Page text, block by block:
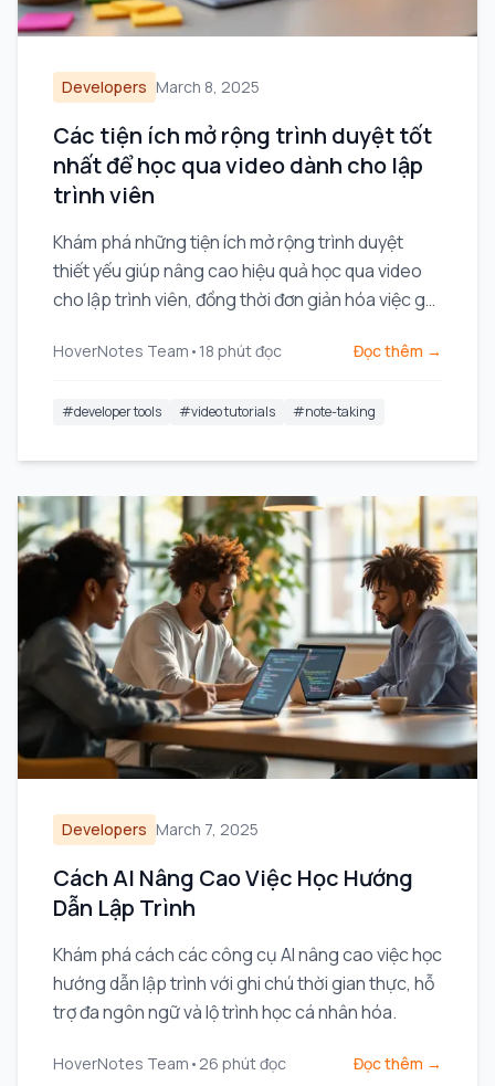
Developers March 8, 2025
Các tiện ích mở rộng trình duyệt tốt
nhất để học qua video dành cho lập
trình viên
Khám phá những tiện ích mở rộng trình duyệt
thiết yếu giúp nâng cao hiệu quả học qua video
cho lập trình viên, đồng thời đơn giản hóa việc ghi
HoverNotes Team • 18 phút đọc Đọc thêm →
#developer tools #video tutorials #note-taking
Developers March 7, 2025
Cách AI Nâng Cao Việc Học Hướng
Dẫn Lập Trình
Khám phá cách các công cụ AI nâng cao việc học
hướng dẫn lập trình với ghi chú thời gian thực, hỗ
trợ đa ngôn ngữ và lộ trình học cá nhân hóa.
HoverNotes Team • 26 phút đọc Đọc thêm →